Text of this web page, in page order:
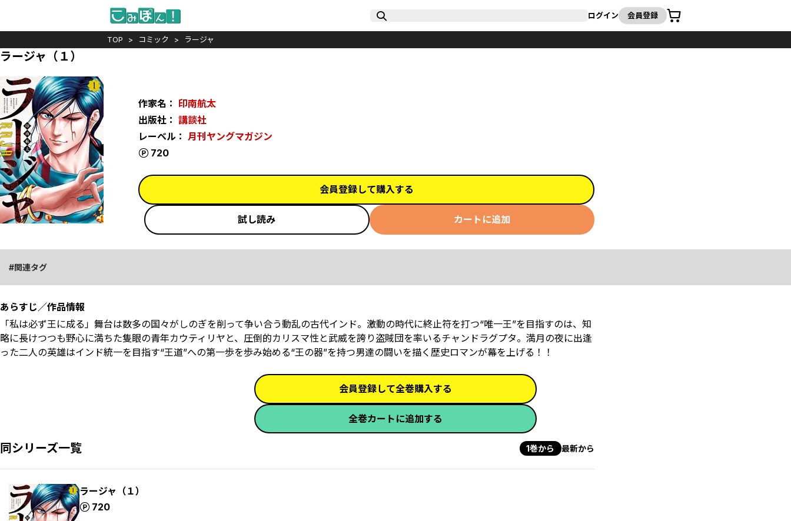
ログイン 会員登録
カート
TOP コミック ラージャ
ラージャ（１）
作家名： 印南航太
出版社： 講談社
レーベル： 月刊ヤングマガジン
720
ポイント
会員登録して購入する
試し読み カートに追加
関連タグ
あらすじ／作品情報
「私は必ず王に成る」――舞台は数多の国々がしのぎを削って争い合う動乱の古代インド。激動の時代に終止符を打つ“唯一王”を目指すのは、知
略に長けつつも野心に満ちた隻眼の青年カウティリヤと、圧倒的カリスマ性と武威を誇り盗賊団を率いるチャンドラグプタ。満月の夜に出逢
った二人の英雄はインド統一を目指す“王道”への第一歩を歩み始める――“王の器”を持つ男達の闘いを描く歴史ロマンが幕を上げる！！
会員登録して全巻購入する
全巻カートに追加する
同シリーズ一覧 1巻から 最新から
ラージャ（１）
720
ポイント